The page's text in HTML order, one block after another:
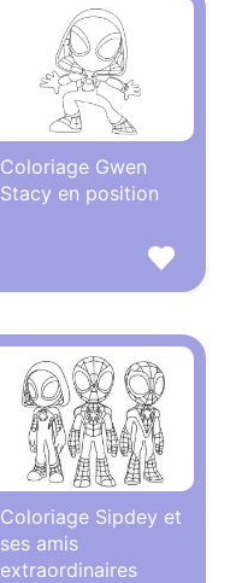
Coloriage Gwen
Stacy en position
Coloriage Sipdey et
ses amis
extraordinaires